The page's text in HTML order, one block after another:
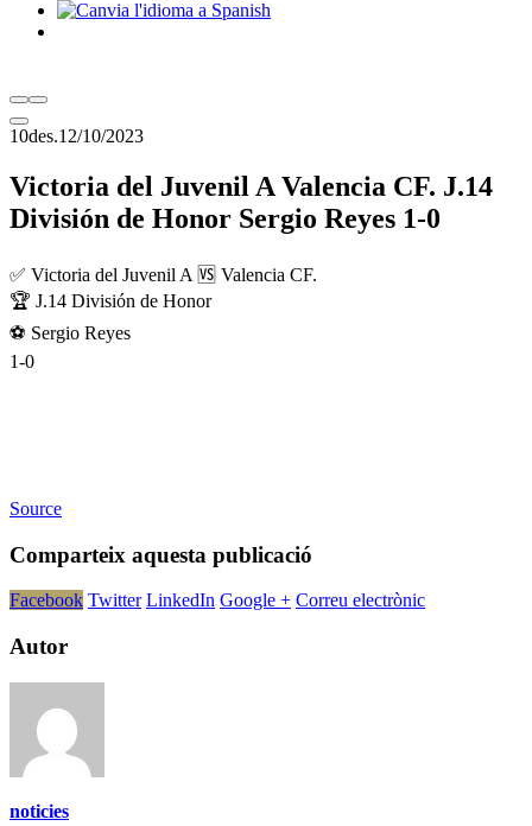
10des.12/10/2023
Victoria del Juvenil A Valencia CF. J.14
División de Honor Sergio Reyes 1-0
✅ Victoria del Juvenil A 🆚 Valencia CF.
🏆 J.14 División de Honor
⚽️ Sergio Reyes
1-0
Source
Comparteix aquesta publicació
Facebook Twitter LinkedIn Google + Correu electrònic
Autor
noticies